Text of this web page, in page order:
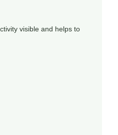
visible and helps to